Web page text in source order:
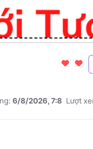
6/8/2026, 7:8 Lượt